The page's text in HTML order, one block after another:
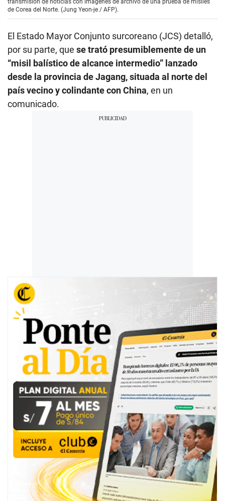
transmisión de noticias con imágenes de archivo de una prueba de misiles
de Corea del Norte. (Jung Yeon-je / AFP).
El Estado Mayor Conjunto surcoreano (JCS) detalló,
por su parte, que se trató presumiblemente de un
“misil balístico de alcance intermedio” lanzado
desde la provincia de Jagang, situada al norte del
país vecino y colindante con China, en un
comunicado.